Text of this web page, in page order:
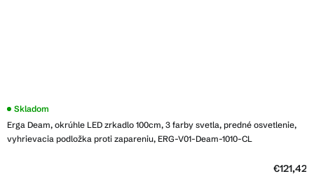
Erga Deam, okrúhle LED zrkadlo 100cm, 3 farby svetla, predné osvetlenie,
vyhrievacia podložka proti zapareniu, ERG-V01-Deam-1010-CL
Priemerné
produktu
je
Skladom
€121,42